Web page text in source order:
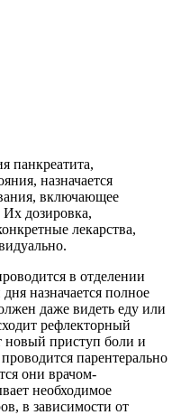
панкреатита,
назначается
включающее
Их дозировка,
лекарства,
в отделении
назначается полное
даже видеть еду или
рефлекторный
приступ боли и
парентерально
они врачом-
необходимое
в зависимости от